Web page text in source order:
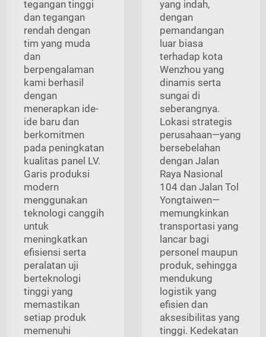
tegangan tinggi
dan tegangan
rendah dengan
tim yang muda
dan
berpengalaman
kami berhasil
dengan
menerapkan ide-
ide baru dan
berkomitmen
pada peningkatan
kualitas panel LV.
Garis produksi
modern
menggunakan
teknologi canggih
untuk
meningkatkan
efisiensi serta
peralatan uji
berteknologi
tinggi yang
memastikan
setiap produk
memenuhi
yang indah,
dengan
pemandangan
luar biasa
terhadap kota
Wenzhou yang
dinamis serta
sungai di
seberangnya.
Lokasi strategis
perusahaan—yang
bersebelahan
dengan Jalan
Raya Nasional
104 dan Jalan Tol
Yongtaiwen—
memungkinkan
transportasi yang
lancar bagi
personel maupun
produk, sehingga
mendukung
logistik yang
efisien dan
aksesibilitas yang
tinggi. Kedekatan